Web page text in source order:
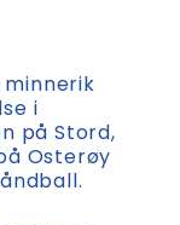
i
på Stord,
Osterøy